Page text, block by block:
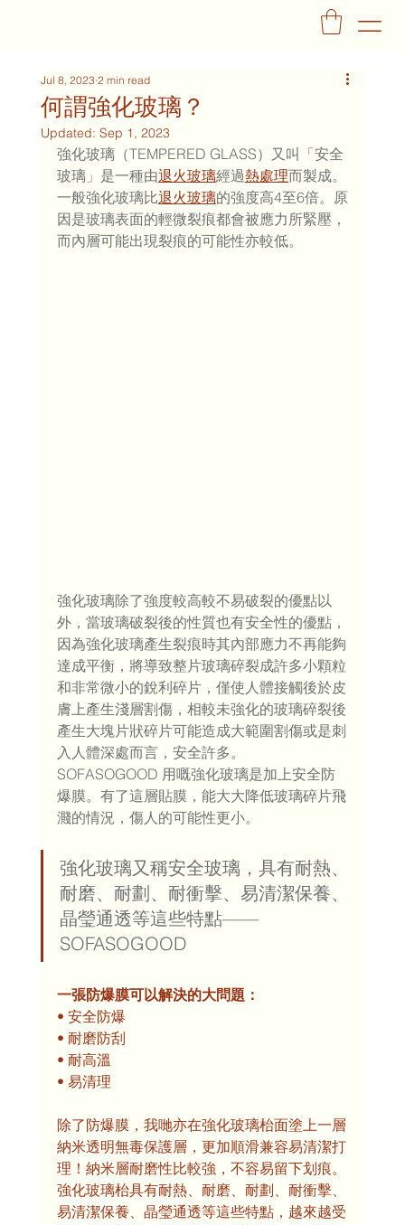
何謂強化玻璃？
Jul 8, 2023 2 min read
Updated: Sep 1, 2023
強化玻璃（TEMPERED GLASS）又叫「安全
玻璃」是一種由退火玻璃經過熱處理而製成。
一般強化玻璃比退火玻璃的強度高4至6倍。原
因是玻璃表面的輕微裂痕都會被應力所緊壓，
而內層可能出現裂痕的可能性亦較低。
強化玻璃除了強度較高較不易破裂的優點以
外，當玻璃破裂後的性質也有安全性的優點，
因為強化玻璃產生裂痕時其內部應力不再能夠
達成平衡，將導致整片玻璃碎裂成許多小顆粒
和非常微小的銳利碎片，僅使人體接觸後於皮
膚上產生淺層割傷，相較未強化的玻璃碎裂後
產生大塊片狀碎片可能造成大範圍割傷或是刺
入人體深處而言，安全許多。
SOFASOGOOD 用嘅強化玻璃是加上安全防
爆膜。有了這層貼膜，能大大降低玻璃碎片飛
濺的情況，傷人的可能性更小。
強化玻璃又稱安全玻璃，具有耐熱、
耐磨、耐劃、耐衝擊、易清潔保養、
晶瑩通透等這些特點——
SOFASOGOOD
一張防爆膜可以解決的大問題：
• 安全防爆
• 耐磨防刮
• 耐高溫
• 易清理
除了防爆膜，我哋亦在強化玻璃枱面塗上一層
納米透明無毒保護層，更加順滑兼容易清潔打
理！納米層耐磨性比較強，不容易留下划痕。
強化玻璃枱具有耐熱、耐磨、耐劃、耐衝擊、
易清潔保養、晶瑩通透等這些特點，越來越受